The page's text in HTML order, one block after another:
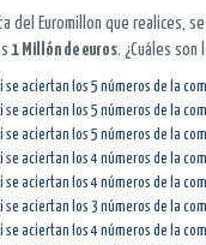
del Euromillon que realices,
1 Millón de euros. ¿Cuáles
se aciertan los 5 números de la
se aciertan los 5 números de la
se aciertan los 5 números de la
se aciertan los 4 números de la
se aciertan los 4 números de la
se aciertan los 3 números de la
se aciertan los 4 números de la